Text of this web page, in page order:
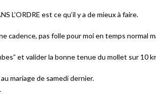
L’ORDRE est ce qu’il y a de mieux à faire.
cadence, pas folle pour moi en temps normal
et valider la bonne tenue du mollet sur 10
mariage de samedi dernier.